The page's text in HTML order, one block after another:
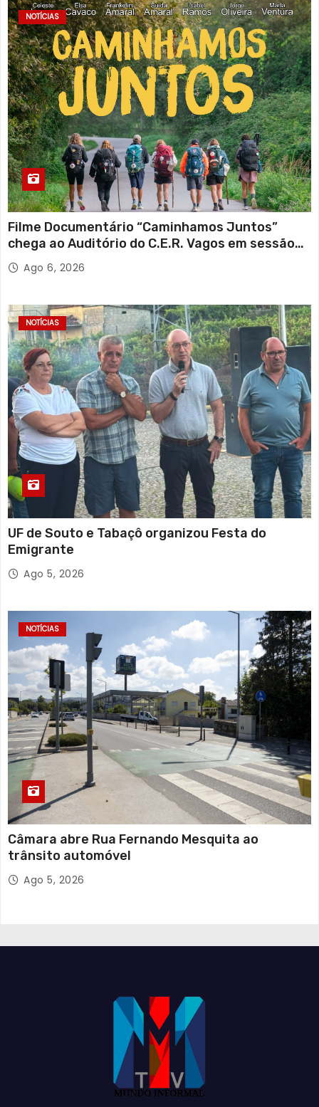
NOTÍCIAS
Filme Documentário “Caminhamos Juntos”
chega ao Auditório do C.E.R. Vagos em sessão
solidária
Ago 6, 2026
NOTÍCIAS
UF de Souto e Tabaçô organizou Festa do
Emigrante
Ago 5, 2026
NOTÍCIAS
Câmara abre Rua Fernando Mesquita ao
trânsito automóvel
Ago 5, 2026